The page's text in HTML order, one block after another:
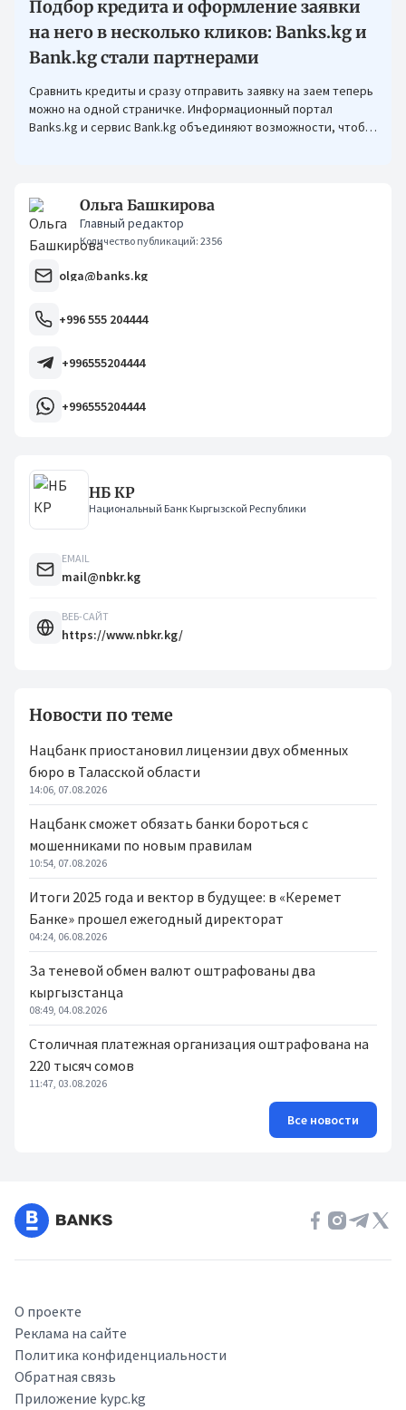
Подбор кредита и оформление заявки
на него в несколько кликов: Banks.kg и
Bank.kg стали партнерами
Сравнить кредиты и сразу отправить заявку на заем теперь
можно на одной страничке. Информационный портал
Banks.kg и сервис Bank.kg объединяют возможности, чтобы
Ольга Башкирова
Главный редактор
Количество публикаций: 2356
olga@banks.kg
+996 555 204444
+996555204444
+996555204444
НБ КР
Национальный Банк Кыргызской Республики
EMAIL
mail@nbkr.kg
ВЕБ-САЙТ
https://www.nbkr.kg/
Новости по теме
Нацбанк приостановил лицензии двух обменных
бюро в Таласской области
14:06, 07.08.2026
Нацбанк сможет обязать банки бороться с
мошенниками по новым правилам
10:54, 07.08.2026
Итоги 2025 года и вектор в будущее: в «Керемет
Банке» прошел ежегодный директорат
04:24, 06.08.2026
За теневой обмен валют оштрафованы два
кыргызстанца
08:49, 04.08.2026
Столичная платежная организация оштрафована на
220 тысяч сомов
11:47, 03.08.2026
Все новости
О проекте
Реклама на сайте
Политика конфиденциальности
Обратная связь
Приложение kypc.kg